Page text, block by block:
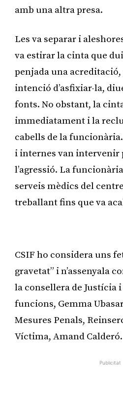
amb una altra presa.
Les va separar i
va estirar la cinta que
penjada una acreditació,
intenció d’asfixiar-la,
fonts. No obstant, la
immediatament i la
cabells de la
i internes van intervenir
l’agressió. La
serveis mèdics del
treballant fins que va
CSIF ho considera uns
gravetat” i n’assenyala
la consellera de Justícia
funcions, Gemma
Mesures Penals,
Víctima, Amand Calderó.
Publicitat